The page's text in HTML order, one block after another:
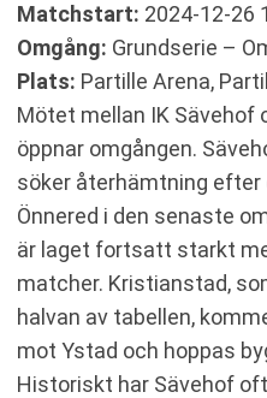
Matchstart: 2024-12-26
Omgång: Grundserie –
Plats: Partille Arena,
Mötet mellan IK Sävehof
öppnar omgången.
söker återhämtning
Önnered i den senaste
är laget fortsatt starkt
matcher. Kristianstad,
halvan av tabellen,
mot Ystad och hoppas
Historiskt har Sävehof